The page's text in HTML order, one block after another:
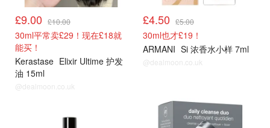
£9.00 £10.00
30ml平常卖£29！现在£18就
能买！
Kerastase Elixir Ultime 护发
油 15ml
@dealmoon.co.uk
£4.50 £5.00
30ml也才£19！
ARMANI Si 浓香水小样 7ml
@dealmoon.co.uk